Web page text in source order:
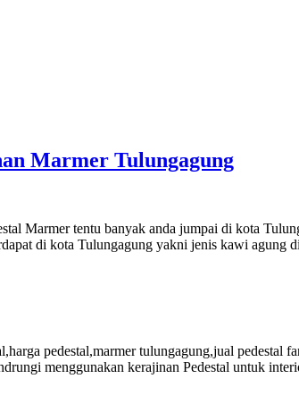
Marmer Tulungagung
Marmer tentu banyak anda jumpai di kota
di kota Tulungagung yakni jenis kawi
pedestal,marmer tulungagung,jual pedestal
menggunakan kerajinan Pedestal untuk